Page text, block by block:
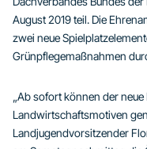
August 2019 teil. Die
zwei neue
Grünpflegemaßnahmen
„Ab sofort können der
Landwirtschaftsmotiven
Landjugendvorsitzender